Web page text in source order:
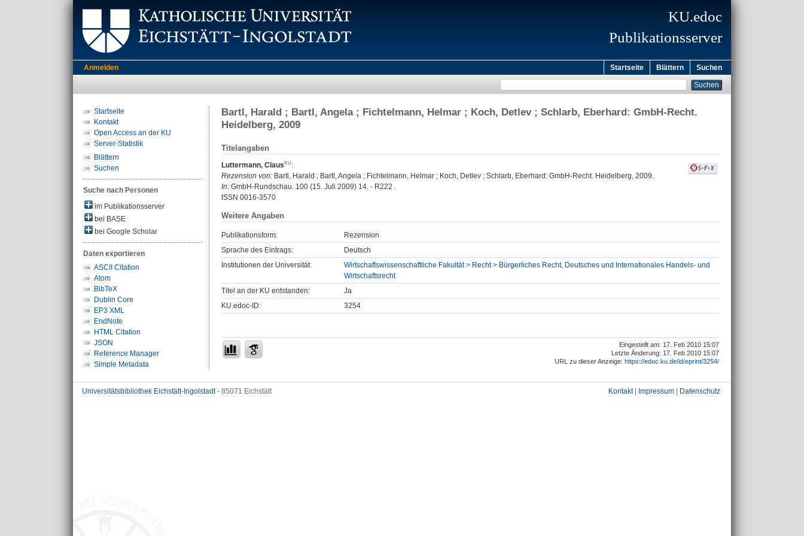
KU.edoc
Publikationsserver
Anmelden Startseite Blättern Suchen
Startseite
Kontakt
Open Access an der KU
Server-Statistik
Blättern
Suchen
Suche nach Personen
im Publikationsserver
bei BASE
bei Google Scholar
Daten exportieren
ASCII Citation
Atom
BibTeX
Dublin Core
EP3 XML
EndNote
HTML Citation
JSON
Reference Manager
Simple Metadata
Bartl, Harald ; Bartl, Angela ; Fichtelmann, Helmar ; Koch, Detlev ; Schlarb, Eberhard: GmbH-Recht.
Heidelberg, 2009
Titelangaben
Luttermann, Claus
:
Rezension von: Bartl, Harald ; Bartl, Angela ; Fichtelmann, Helmar ; Koch, Detlev ; Schlarb, Eberhard: GmbH-Recht. Heidelberg, 2009.
In: GmbH-Rundschau. 100 (15. Juli 2009) 14. - R222 .
ISSN 0016-3570
Weitere Angaben
Publikationsform:
Rezension
Sprache des Eintrags:
Deutsch
Institutionen der Universität:
Wirtschaftswissenschaftliche Fakultät > Recht > Bürgerliches Recht, Deutsches und Internationales Handels- und
Wirtschaftsrecht
Titel an der KU entstanden:
Ja
KU.edoc-ID:
3254
Eingestellt am: 17. Feb 2010 15:07
Letzte Änderung: 17. Feb 2010 15:07
URL zu dieser Anzeige: https://edoc.ku.de/id/eprint/3254/
Universitätsbibliothek Eichstätt-Ingolstadt- 85071 Eichstätt Kontakt| Impressum Datenschutz